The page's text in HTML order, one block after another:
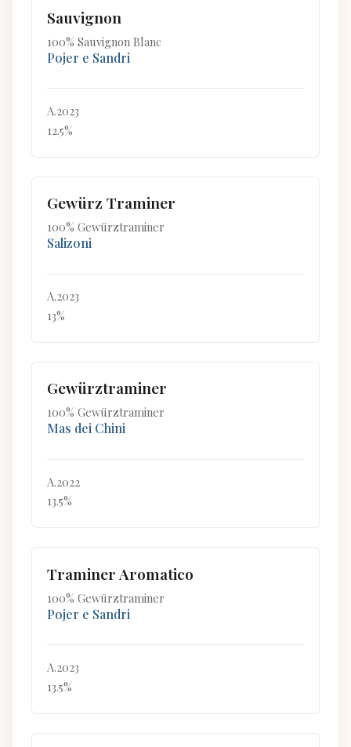
Sauvignon
100% Sauvignon Blanc
Pojer e Sandri
A.2023
12.5%
Gewürz Traminer
100% Gewürztraminer
Salizoni
A.2023
13%
Gewürztraminer
100% Gewürztraminer
Mas dei Chini
A.2022
13.5%
Traminer Aromatico
100% Gewürztraminer
Pojer e Sandri
A.2023
13.5%